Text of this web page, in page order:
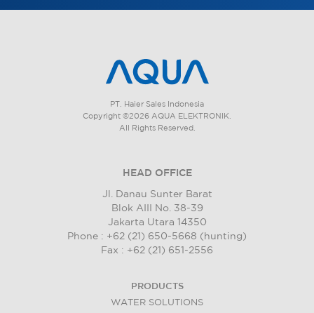
PT. Haier Sales Indonesia
Copyright ©2026 AQUA ELEKTRONIK.
All Rights Reserved.
HEAD OFFICE
Jl. Danau Sunter Barat
Blok AIII No. 38-39
Jakarta Utara 14350
Phone : +62 (21) 650-5668 (hunting)
Fax : +62 (21) 651-2556
PRODUCTS
WATER SOLUTIONS